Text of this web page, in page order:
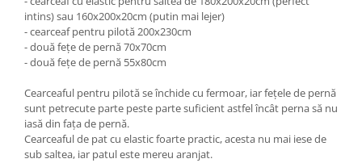
intins) sau 160x200x20cm (putin mai lejer)
- cearceaf pentru pilotă 200x230cm
- două fețe de pernă 70x70cm
- două fețe de pernă 55x80cm
Cearceaful pentru pilotă se închide cu fermoar, iar fețele de pernă
sunt petrecute parte peste parte suficient astfel încât perna să nu
iasă din fața de pernă.
Cearceaful de pat cu elastic foarte practic, acesta nu mai iese de
sub saltea, iar patul este mereu aranjat.